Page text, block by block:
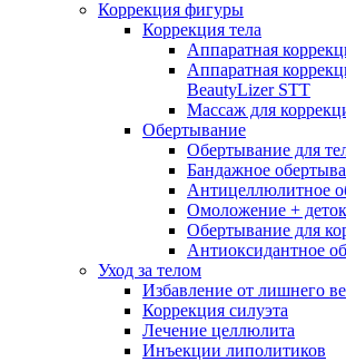
Коррекция фигуры
Коррекция тела
Аппаратная
Аппаратная
BeautyLizer STT
Массаж для
Обертывание
Обертывание для
Бандажное
Антицеллюлитное
Омоложение +
Обертывание для
Антиоксидантное
Уход за телом
Избавление от лишнего
Коррекция силуэта
Лечение целлюлита
Инъекции липолитиков